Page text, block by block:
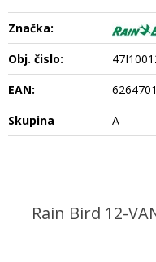
Značka:
Obj. čislo:
EAN:
Skupina
A
Rain Bird 12-